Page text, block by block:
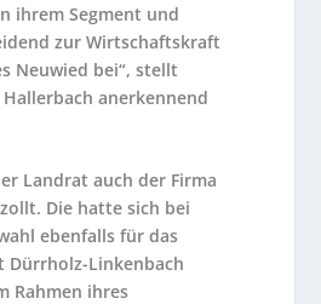
ihrem Segment und
zur Wirtschaftskraft
Neuwied bei“, stellt
anerkennend
Landrat auch der Firma
zollt. Die hatte sich bei
ebenfalls für das
Dürrholz-Linkenbach
Rahmen ihres